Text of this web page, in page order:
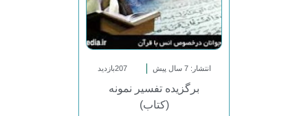
انتشار: 7 سال پیش 207بازدید
برگزیده تفسیر نمونه
(کتاب)